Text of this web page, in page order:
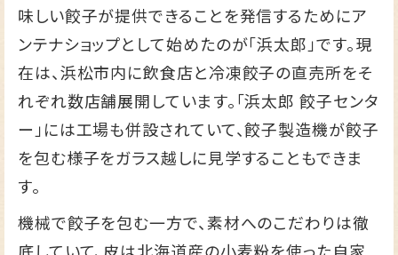
味しい餃子が提供できることを発信するためにア
ンテナショップとして始めたのが「浜太郎」です。現
在は、浜松市内に飲食店と冷凍餃子の直売所をそ
れぞれ数店舗展開しています。「浜太郎 餃子センタ
ー」には工場も併設されていて、餃子製造機が餃子
を包む様子をガラス越しに見学することもできま
す。
機械で餃子を包む一方で、素材へのこだわりは徹